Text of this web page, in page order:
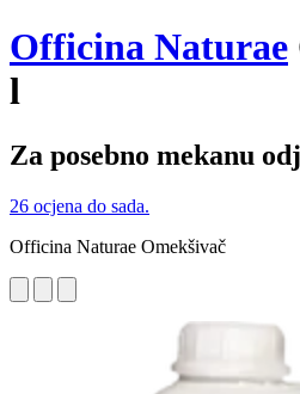
Officina Naturae
l
Za posebno mekanu
26 ocjena do sada.
Officina Naturae Omekšivač